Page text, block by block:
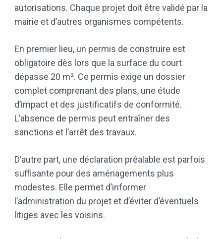
autorisations. Chaque projet doit être validé par la
mairie et d’autres organismes compétents.
En premier lieu, un permis de construire est
obligatoire dès lors que la surface du court
dépasse 20 m². Ce permis exige un dossier
complet comprenant des plans, une étude
d’impact et des justificatifs de conformité.
L’absence de permis peut entraîner des
sanctions et l’arrêt des travaux.
D’autre part, une déclaration préalable est parfois
suffisante pour des aménagements plus
modestes. Elle permet d’informer
l’administration du projet et d’éviter d’éventuels
litiges avec les voisins.